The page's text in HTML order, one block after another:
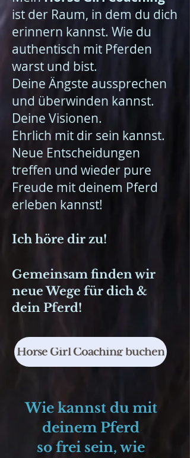
ist der Raum, in dem du dich
erinnern kannst. Wie du
authentisch mit Pferden
warst und bist.
Deine Ängste aussprechen
und überwinden kannst.
Deine Visionen.
Ehrlich mit dir sein kannst.
Neue Entscheidungen
treffen und wieder pure
Freude mit deinem Pferd
erleben kannst!
Ich höre dir zu!
Gemeinsam finden wir
neue Wege für dich &
dein Pferd!
Horse Girl Coaching buchen
Wie kannst du mit
deinem Pferd
so frei sein, wie